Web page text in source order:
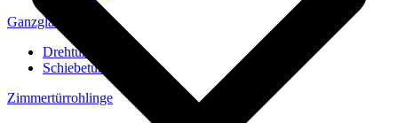
Ganzglastüren
Drehtüren
Schiebetüren
Zimmertürrohlinge